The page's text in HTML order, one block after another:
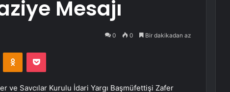
Mesajı
0 0 Bir dakikadan az
Odnoklassniki
Pocket
ve Savcılar Kurulu İdari Yargı Başmüfettişi Zafer